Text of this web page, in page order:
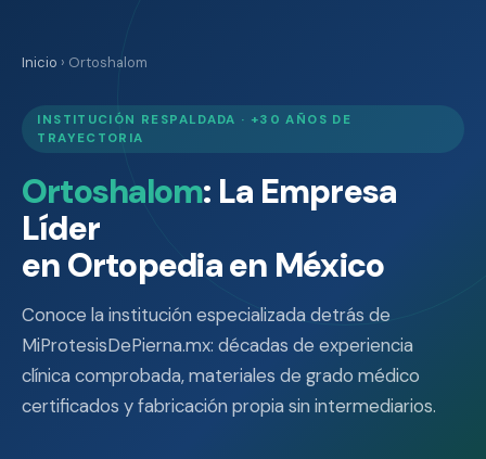
Inicio › Ortoshalom
INSTITUCIÓN RESPALDADA · +30 AÑOS DE
TRAYECTORIA
Ortoshalom: La Empresa
Líder
en Ortopedia en México
Conoce la institución especializada detrás de
MiProtesisDePierna.mx: décadas de experiencia
clínica comprobada, materiales de grado médico
certificados y fabricación propia sin intermediarios.